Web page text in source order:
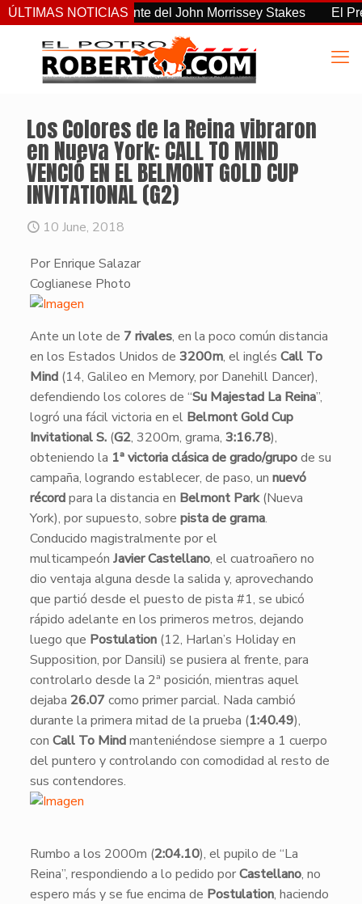
ÚLTIMAS NOTICIAS
más consistente del John Morrissey Stakes El
Los Colores de la Reina vibraron
en Nueva York: CALL TO MIND
VENCIÓ EN EL BELMONT GOLD CUP
INVITATIONAL (G2)
10 June, 2018
Por Enrique Salazar
​Coglianese Photo
​Ante un lote de 7 rivales, en la poco común distancia
en los Estados Unidos de 3200m, el inglés Call To
Mind(14, Galileo en Memory, por Danehill Dancer),
defendiendo los colores de “Su Majestad La Reina”,
logró una fácil victoria en el Belmont Gold Cup
Invitational S.(G2, 3200m, grama, 3:16.78),
obteniendo la 1ª victoria clásica de grado/grupode su
campaña, logrando establecer, de paso, un nuevó
récordpara la distancia en Belmont Park(Nueva
York), por supuesto, sobre pista de grama.
​Conducido magistralmente por el
multicampeón Javier Castellano, el cuatroañero no
dio ventaja alguna desde la salida y, aprovechando
que partió desde el puesto de pista #1, se ubicó
rápido adelante en los primeros metros, dejando
luego que Postulation(12, Harlan’s Holiday en
Supposition, por Dansili) se pusiera al frente, para
controlarlo desde la 2ª posición, mientras aquel
dejaba 26.07 como primer parcial. Nada cambió
durante la primera mitad de la prueba (1:40.49),
con Call To Mindmanteniéndose siempre a 1 cuerpo
del puntero y controlando con comodidad al resto de
sus contendores.
​Rumbo a los 2000m (2:04.10), el pupilo de “La
Reina”, respondiendo a lo pedido porCastellano, no
espero más y se fue encima de Postulation, haciendo